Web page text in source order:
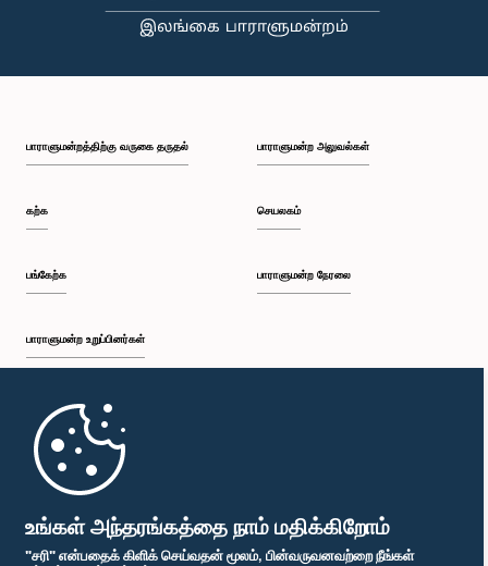
உங்கள் அந்தரங்கத்தை நாம் மதிக்கிறோம்
"சரி" என்பதைக் கிளிக் செய்வதன் மூலம், பின்வருவனவற்றை நீங்கள்
கௌரவ பீ.வை.ஜீ. ரத்னசேக்கர, பா.உ.
பாராளுமன்றத்திற்கு வருகை தருதல்
கற்க
பங்கேற்க
பாராளுமன்ற உறுப்பினர்கள்
முதற்பக்கம்
பாராளுமன்ற அலுவல்கள்
செயலகம்
பாராளுமன்ற நேரலை
பாராளுமன்ற கையடக்க செயலி